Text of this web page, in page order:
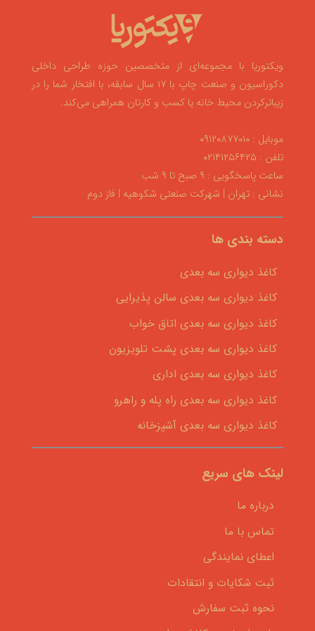
ویکتوریا با مجموعه‌ای از متخصصین حوزه طراحی داخلی
دکوراسیون و صنعت چاپ با ۱۷ سال سابقه، با افتخار شما را در
زیباترکردن محیط خانه یا کسب و کارتان همراهی می‌کند.
موبایل : ۰۹۱۲۰۸۷۷۰۱۰
تلفن : ۰۲۱۴۱۲۵۶۴۲۵
ساعت پاسخگویی : ۹ صبح تا ۹ شب
نشانی : تهران | شهرکت صنعتی شکوهیه | فاز دوم
دسته بندی ها
کاغذ دیواری سه بعدی
کاغذ دیواری سه بعدی سالن پذیرایی
کاغذ دیواری سه بعدی اتاق خواب
کاغذ دیواری سه بعدی پشت تلویزیون
کاغذ دیواری سه بعدی اداری
کاغذ دیواری سه بعدی راه پله و راهرو
کاغذ دیواری سه بعدی آشپزخانه
لینک های سریع
درباره ما
تماس با ما
اعطای نمایندگی
ثبت شکایات و انتقادات
نحوه ثبت سفارش